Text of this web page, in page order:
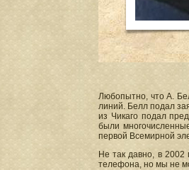
Любопытно, что А.
линий. Белл подал
из Чикаго подал
были
первой Всемирной
Не так давно, в 2002
телефона, но мы не